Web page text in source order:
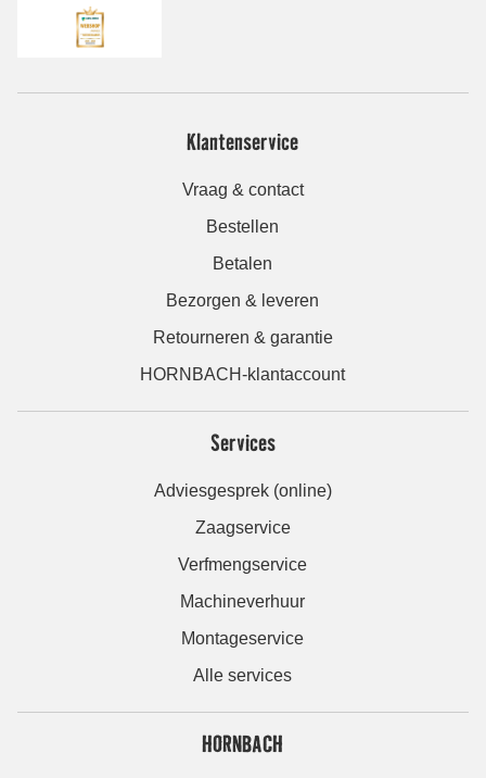
Klantenservice
Vraag & contact
Bestellen
Betalen
Bezorgen & leveren
Retourneren & garantie
HORNBACH-klantaccount
Services
Adviesgesprek (online)
Zaagservice
Verfmengservice
Machineverhuur
Montageservice
Alle services
HORNBACH